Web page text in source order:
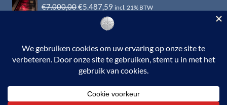
€7.000,00Oorspronkelijke
€5.487,59 Huidige
prijs
is:
incl. 21% BTW
© 2026 RVS-woonwinkel.nl is een onderdeel van HTI-RVS |
BTW nr. NL002145483B31 | KvKnr. 09088773 | NL95
RABO 010.12.95.251 | Web ontwerp:EYE-